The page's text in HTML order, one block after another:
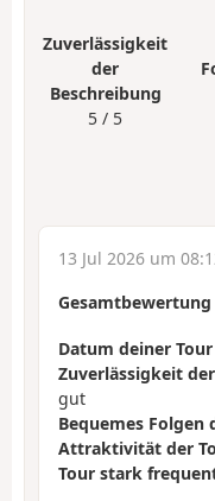
Zuverlässigkeit
der
Beschreibung
5 / 5
13 Jul 2026 um
Gesamtbewertung
Datum deiner Tour
Zuverlässigkeit
gut
Bequemes Folgen
Attraktivität der
Tour stark